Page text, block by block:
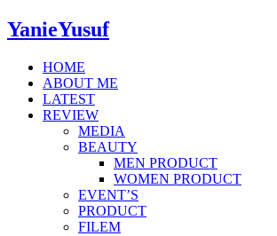
YanieYusuf
HOME
ABOUT ME
LATEST
REVIEW
MEDIA
BEAUTY
MEN PRODUCT
WOMEN PRODUCT
EVENT’S
PRODUCT
FILEM